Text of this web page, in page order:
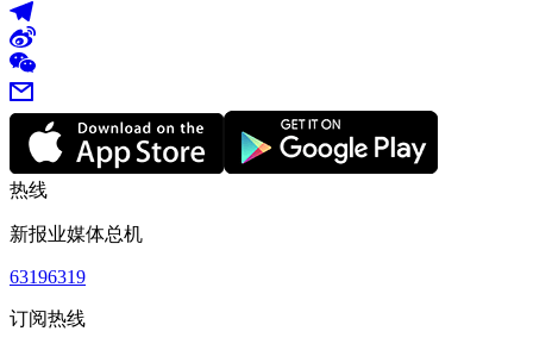
热线
新报业媒体总机
63196319
订阅热线